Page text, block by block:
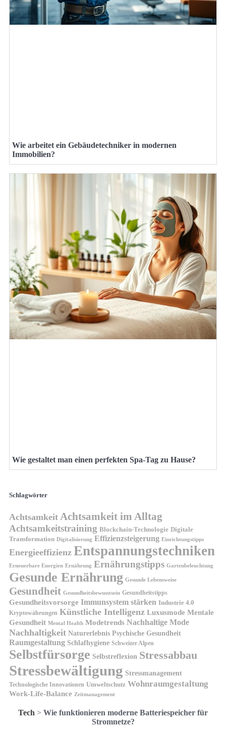
Wie arbeitet ein Gebäudetechniker in modernen
Immobilien?
Wie gestaltet man einen perfekten Spa-Tag zu Hause?
Schlagwörter
Achtsamkeit Achtsamkeit im Alltag
Achtsamkeitstraining Blockchain-Technologie Digitale
Transformation Digitalisierung Effizienzsteigerung Einrichtungstipps
Energieeffizienz Entspannungstechniken
Erneuerbare Energien Ernährung Ernährungstipps Gartenbeleuchtung
Gesunde Ernährung Gesunde Lebensweise
Gesundheit Gesundheitsbewusstsein Gesundheitstipps
Gesundheitsvorsorge Immunsystem stärken Industrie 4.0
Kryptowährungen Künstliche Intelligenz Luxusmode Mentale
Gesundheit Mental Health Modetrends Nachhaltige Mode
Nachhaltigkeit Naturerlebnis Psychische Gesundheit
Raumgestaltung Schlafhygiene Schweizer Alpen
Selbstfürsorge Selbstreflexion Stressabbau
Stressbewältigung Stressmanagement
Technologische Innovationen Umweltschutz Wohnraumgestaltung
Work-Life-Balance Zeitmanagement
Tech > Wie funktionieren moderne Batteriespeicher für
Stromnetze?